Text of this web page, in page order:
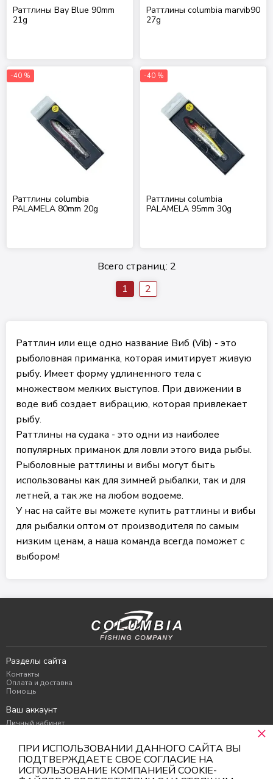
Раттлины Bay Blue 90mm
21g
Раттлины columbia marvib90
27g
-40 %
Раттлины columbia
PALAMELA 80mm 20g
-40 %
Раттлины columbia
PALAMELA 95mm 30g
Всего страниц: 2
1
2
Раттлин или еще одно название Виб (Vib) - это
рыболовная приманка, которая имитирует живую
рыбу. Имеет форму удлиненного тела с
множеством мелких выступов. При движении в
воде виб создает вибрацию, которая привлекает
рыбу.
Раттлины на судака - это одни из наиболее
популярных приманок для ловли этого вида рыбы.
Рыболовные раттлины и вибы могут быть
использованы как для зимней рыбалки, так и для
летней, а так же на любом водоеме.
У нас на сайте вы можете купить раттлины и вибы
для рыбалки оптом от производителя по самым
низким ценам, а наша команда всегда поможет с
выбором!
Разделы сайта
Контакты
Оплата и доставка
Помощь
Ваш аккаунт
Личный кабинет
Контакты
г. Москва
ПРИ ИСПОЛЬЗОВАНИИ ДАННОГО САЙТА ВЫ
ПОДТВЕРЖДАЕТЕ СВОЕ СОГЛАСИЕ НА
ИСПОЛЬЗОВАНИЕ КОМПАНИЕЙ COOKIE-
×